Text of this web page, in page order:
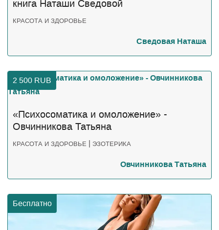
книга Наташи Сведовой
КРАСОТА И ЗДОРОВЬЕ
Сведовая Наташа
2 500 RUB
«Психосоматика и омоложение» -
Овчинникова Татьяна
КРАСОТА И ЗДОРОВЬЕ | ЭЗОТЕРИКА
Овчинникова Татьяна
Бесплатно